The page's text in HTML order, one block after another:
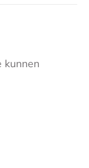
kunnen